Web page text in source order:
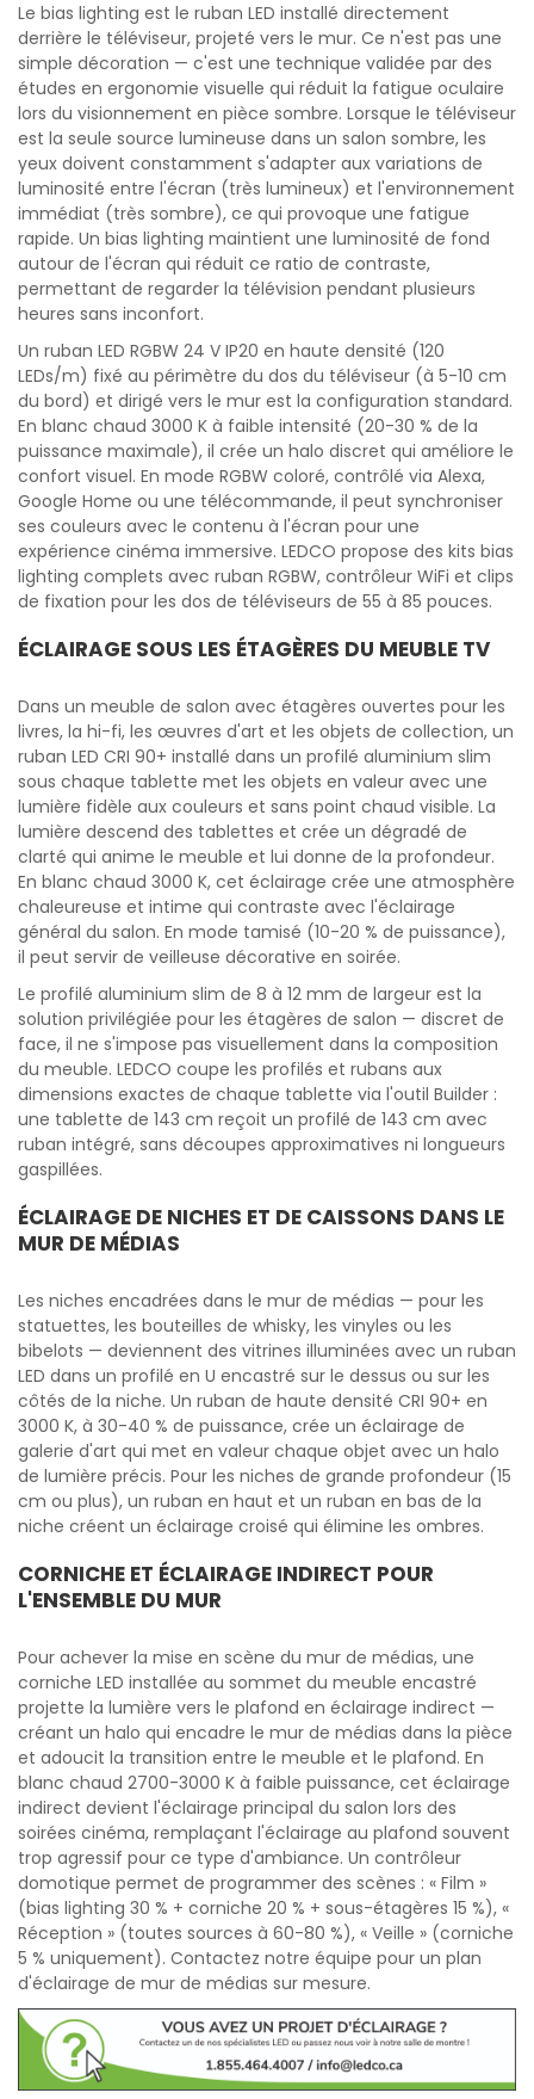
Le bias lighting est le ruban LED installé directement
derrière le téléviseur, projeté vers le mur. Ce n'est pas une
simple décoration — c'est une technique validée par des
études en ergonomie visuelle qui réduit la fatigue oculaire
lors du visionnement en pièce sombre. Lorsque le téléviseur
est la seule source lumineuse dans un salon sombre, les
yeux doivent constamment s'adapter aux variations de
luminosité entre l'écran (très lumineux) et l'environnement
immédiat (très sombre), ce qui provoque une fatigue
rapide. Un bias lighting maintient une luminosité de fond
autour de l'écran qui réduit ce ratio de contraste,
permettant de regarder la télévision pendant plusieurs
heures sans inconfort.
Un ruban LED RGBW 24 V IP20 en haute densité (120
LEDs/m) fixé au périmètre du dos du téléviseur (à 5-10 cm
du bord) et dirigé vers le mur est la configuration standard.
En blanc chaud 3000 K à faible intensité (20-30 % de la
puissance maximale), il crée un halo discret qui améliore le
confort visuel. En mode RGBW coloré, contrôlé via Alexa,
Google Home ou une télécommande, il peut synchroniser
ses couleurs avec le contenu à l'écran pour une
expérience cinéma immersive. LEDCO propose des kits bias
lighting complets avec ruban RGBW, contrôleur WiFi et clips
de fixation pour les dos de téléviseurs de 55 à 85 pouces.
ÉCLAIRAGE SOUS LES ÉTAGÈRES DU MEUBLE TV
Dans un meuble de salon avec étagères ouvertes pour les
livres, la hi-fi, les œuvres d'art et les objets de collection, un
ruban LED CRI 90+ installé dans un profilé aluminium slim
sous chaque tablette met les objets en valeur avec une
lumière fidèle aux couleurs et sans point chaud visible. La
lumière descend des tablettes et crée un dégradé de
clarté qui anime le meuble et lui donne de la profondeur.
En blanc chaud 3000 K, cet éclairage crée une atmosphère
chaleureuse et intime qui contraste avec l'éclairage
général du salon. En mode tamisé (10-20 % de puissance),
il peut servir de veilleuse décorative en soirée.
Le profilé aluminium slim de 8 à 12 mm de largeur est la
solution privilégiée pour les étagères de salon — discret de
face, il ne s'impose pas visuellement dans la composition
du meuble. LEDCO coupe les profilés et rubans aux
dimensions exactes de chaque tablette via l'outil Builder :
une tablette de 143 cm reçoit un profilé de 143 cm avec
ruban intégré, sans découpes approximatives ni longueurs
gaspillées.
ÉCLAIRAGE DE NICHES ET DE CAISSONS DANS LE
MUR DE MÉDIAS
Les niches encadrées dans le mur de médias — pour les
statuettes, les bouteilles de whisky, les vinyles ou les
bibelots — deviennent des vitrines illuminées avec un ruban
LED dans un profilé en U encastré sur le dessus ou sur les
côtés de la niche. Un ruban de haute densité CRI 90+ en
3000 K, à 30-40 % de puissance, crée un éclairage de
galerie d'art qui met en valeur chaque objet avec un halo
de lumière précis. Pour les niches de grande profondeur (15
cm ou plus), un ruban en haut et un ruban en bas de la
niche créent un éclairage croisé qui élimine les ombres.
CORNICHE ET ÉCLAIRAGE INDIRECT POUR
L'ENSEMBLE DU MUR
Pour achever la mise en scène du mur de médias, une
corniche LED installée au sommet du meuble encastré
projette la lumière vers le plafond en éclairage indirect —
créant un halo qui encadre le mur de médias dans la pièce
et adoucit la transition entre le meuble et le plafond. En
blanc chaud 2700-3000 K à faible puissance, cet éclairage
indirect devient l'éclairage principal du salon lors des
soirées cinéma, remplaçant l'éclairage au plafond souvent
trop agressif pour ce type d'ambiance. Un contrôleur
domotique permet de programmer des scènes : « Film »
(bias lighting 30 % + corniche 20 % + sous-étagères 15 %), «
Réception » (toutes sources à 60-80 %), « Veille » (corniche
5 % uniquement). Contactez notre équipe pour un plan
d'éclairage de mur de médias sur mesure.